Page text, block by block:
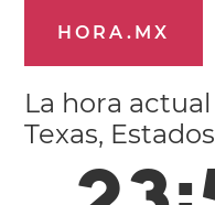
HORA.MX
La hora
Texas,